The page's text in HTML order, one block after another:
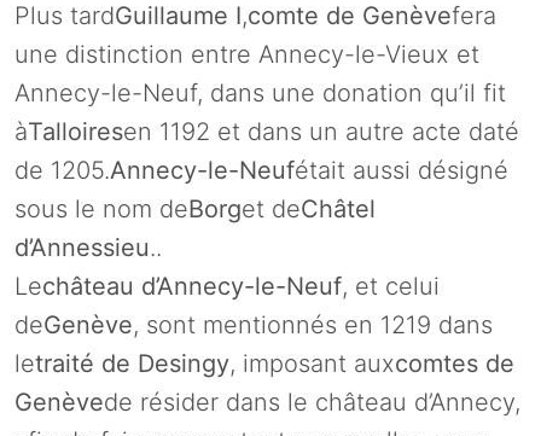
Plus tardGuillaume I,comte de Genèvefera
une distinction entre Annecy-le-Vieux et
Annecy-le-Neuf, dans une donation qu’il fit
àTalloiresen 1192 et dans un autre acte daté
de 1205.Annecy-le-Neufétait aussi désigné
sous le nom deBorget deChâtel
d’Annessieu..
Lechâteau d’Annecy-le-Neuf, et celui
deGenève, sont mentionnés en 1219 dans
letraité de Desingy, imposant auxcomtes de
Genèvede résider dans le château d’Annecy,